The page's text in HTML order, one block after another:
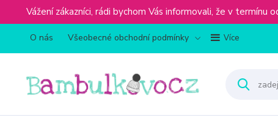
Vážení zákazníci, rádi bychom Vás informovali, že v
O nás Všeobecné obchodní podmínky Více